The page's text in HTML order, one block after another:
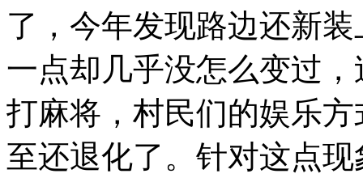
了，今年发现路边还新
一点却几乎没怎么变过
打麻将，村民们的娱乐
至还退化了。针对这点